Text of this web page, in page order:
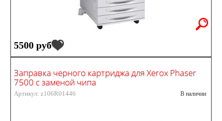
5500 руб
Заправка черного картриджа для Xerox Phaser
7500 с заменой чипа
Артикул: z106R01446 В наличии